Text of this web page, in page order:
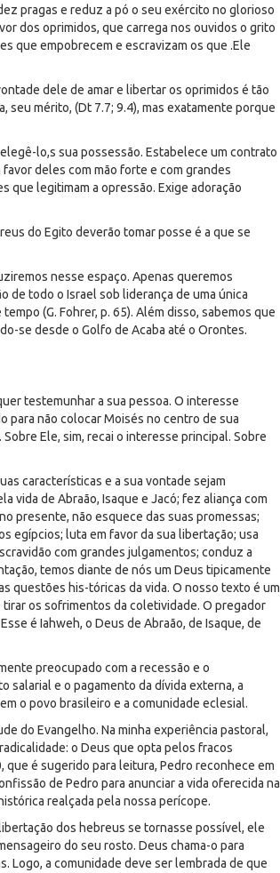
pragas e reduz a pó o seu exército no glorioso
dos oprimidos, que carrega nos ouvidos o grito
que empobrecem e escravizam os que .Ele
dele de amar e libertar os oprimidos é tão
seu mérito, (Dt 7.7; 9.4), mas exatamente porque
lo,s sua possessão. Estabelece um contrato
deles com mão forte e com grandes
que legitimam a opressão. Exige adoração
do Egito deverão tomar posse é a que se
nesse espaço. Apenas queremos
de todo o Israel sob liderança de uma única
(G. Fohrer, p. 65). Além disso, sabemos que
se desde o Golfo de Acaba até o Orontes.
testemunhar a sua pessoa. O interesse
para não colocar Moisés no centro de sua
Ele, sim, recai o interesse principal. Sobre
características e a sua vontade sejam
vida de Abraão, Isaque e Jacó; fez aliança com
presente, não esquece das suas promessas;
egípcios; luta em favor da sua libertação; usa
com grandes julgamentos; conduz a
temos diante de nós um Deus tipicamente
questões his-tóricas da vida. O nosso texto é um
tirar os sofrimentos da coletividade. O pregador
é Iahweh, o Deus de Abraão, de Isaque, de
preocupado com a recessão e o
salarial e o pagamento da dívida externa, a
o povo brasileiro e a comunidade eclesial.
do Evangelho. Na minha experiência pastoral,
o Deus que opta pelos fracos
é sugerido para leitura, Pedro reconhece em
de Pedro para anunciar a vida oferecida na
realçada pela nossa perícope.
dos hebreus se tornasse possível, ele
do seu rosto. Deus chama-o para
Logo, a comunidade deve ser lembrada de que